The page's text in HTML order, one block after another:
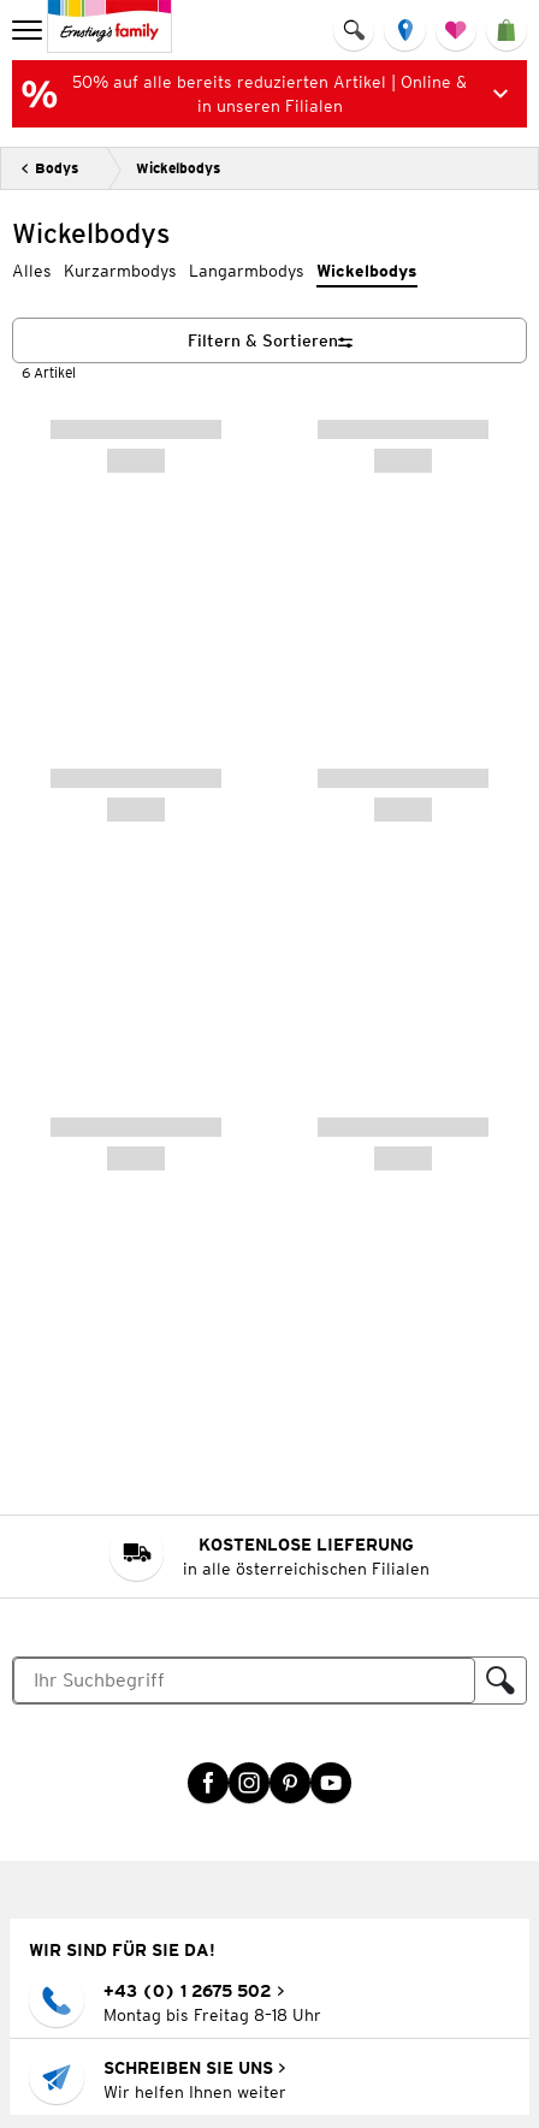
50% auf alle bereits reduzierten Artikel | Online &
in unseren Filialen
Bodys Wickelbodys
Wickelbodys
Alles Kurzarmbodys Langarmbodys Wickelbodys
6 Artikel
Filtern & Sortieren
KOSTENLOSE LIEFERUNG
in alle österreichischen Filialen
WIR SIND FÜR SIE DA!
+43 (0) 1 2675 502
Montag bis Freitag 8–18 Uhr
SCHREIBEN SIE UNS
Wir helfen Ihnen weiter